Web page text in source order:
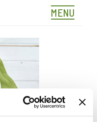
MENU